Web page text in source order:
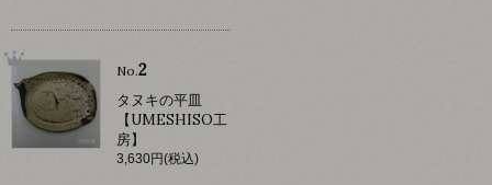
No.2
タヌキの平皿
【UMESHISO工
房】
3,630円(税込)